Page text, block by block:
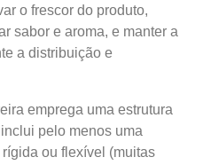
o frescor do produto,
sabor e aroma, e manter a
a distribuição e
emprega uma estrutura
pelo menos uma
ou flexível (muitas